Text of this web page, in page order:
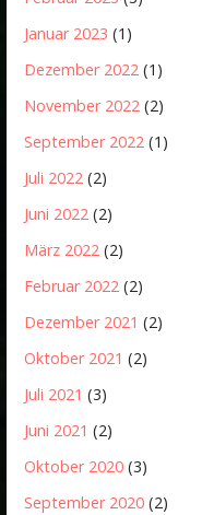
Januar 2023 (1)
Dezember 2022 (1)
November 2022 (2)
September 2022 (1)
Juli 2022 (2)
Juni 2022 (2)
März 2022 (2)
Februar 2022 (2)
Dezember 2021 (2)
Oktober 2021 (2)
Juli 2021 (3)
Juni 2021 (2)
Oktober 2020 (3)
September 2020 (2)